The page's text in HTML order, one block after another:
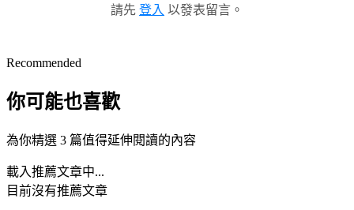
請先 登入 以發表留言。
Recommended
你可能也喜歡
為你精選 3 篇值得延伸閱讀的內容
載入推薦文章中...
目前沒有推薦文章